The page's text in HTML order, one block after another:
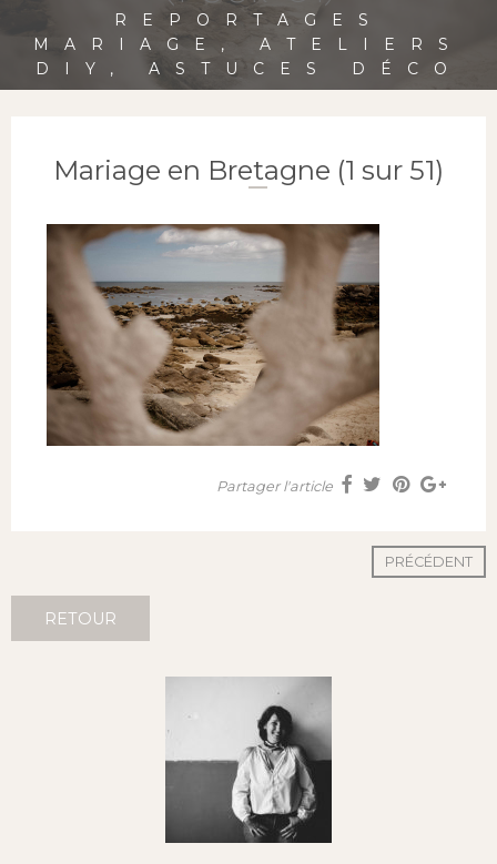
REPORTAGES
MARIAGE, ATELIERS
DIY, ASTUCES DÉCO
Mariage en Bretagne (1 sur 51)
Partager l'article
PRÉCÉDENT
RETOUR